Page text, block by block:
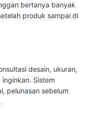
bertanya banyak
produk sampai di
desain, ukuran,
Sistem
pelunasan sebelum